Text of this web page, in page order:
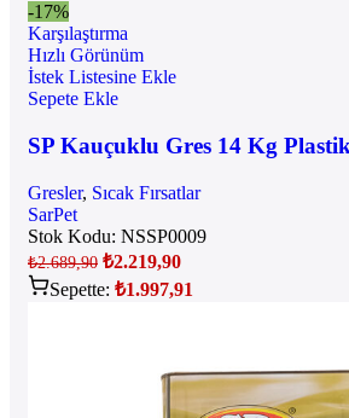
-17%
Karşılaştırma
Hızlı Görünüm
İstek Listesine Ekle
Sepete Ekle
SP Kauçuklu Gres 14 Kg
Gresler, Sıcak Fırsatlar
SarPet
Stok Kodu: NSSP0009
₺2.689,90 ₺2.219,90
Sepette: ₺1.997,91